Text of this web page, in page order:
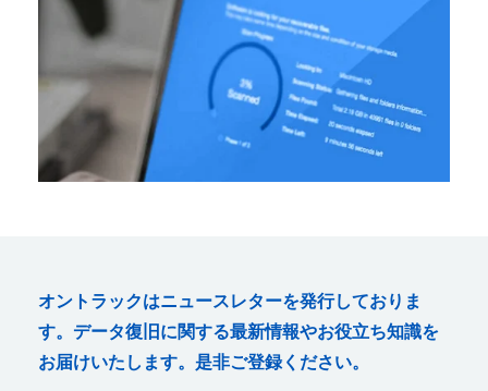
オントラックはニュースレターを発行しておりま
す。データ復旧に関する最新情報やお役立ち知識を
お届けいたします。是非ご登録ください。